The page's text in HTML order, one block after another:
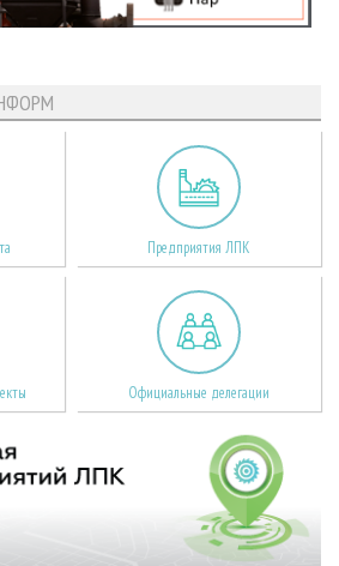
Предприятия ЛПК
Официальные делегации